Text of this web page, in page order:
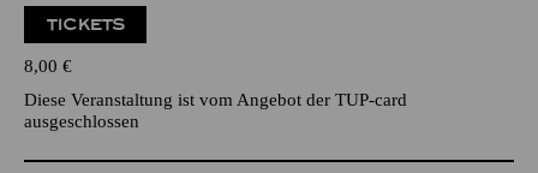
TICKETS
8,00 €
Diese Veranstaltung ist vom Angebot der TUP-card
ausgeschlossen